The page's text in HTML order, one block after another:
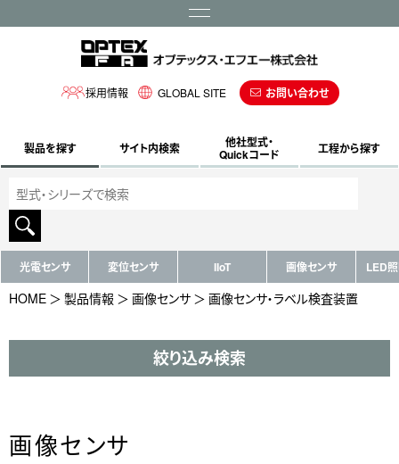
採用情報 GLOBAL SITE お問い合わせ
製品を探す サイト内検索 他社型式・
Quickコード 工程から探す
光電センサ 変位センサ IIoT 画像センサ LED照
HOME 製品情報 画像センサ 画像センサ・ラベル検査装置
絞り込み検索
画像センサ